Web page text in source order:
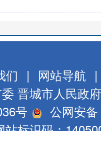
们 | 网站导航 |
晋城市人民政府
号
公网安
站标识码：